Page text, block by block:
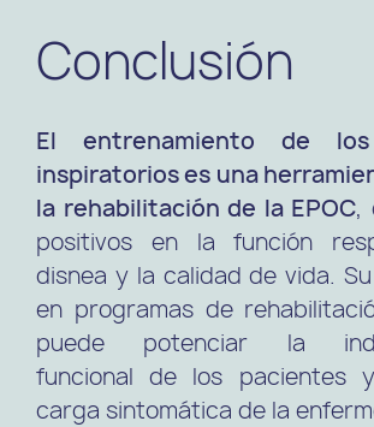
Conclusión
El entrenamiento de los
inspiratorios es una
la rehabilitación de la EPOC,
positivos en la función
disnea y la calidad de vida.
en programas de
puede potenciar la
funcional de los pacientes
carga sintomática de la